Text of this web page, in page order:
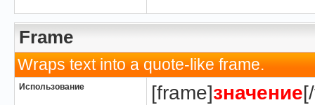
Frame
Wraps text into a quote-like frame.
Использование [frame]значение